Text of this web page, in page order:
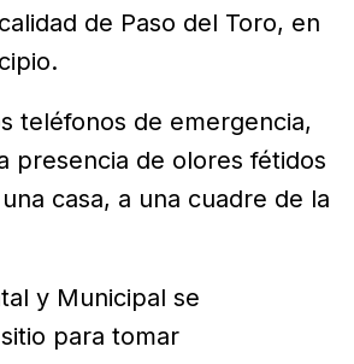
de Paso del Toro, en
teléfonos de emergencia,
presencia de olores fétidos
casa, a una cuadre de la
y Municipal se
para tomar